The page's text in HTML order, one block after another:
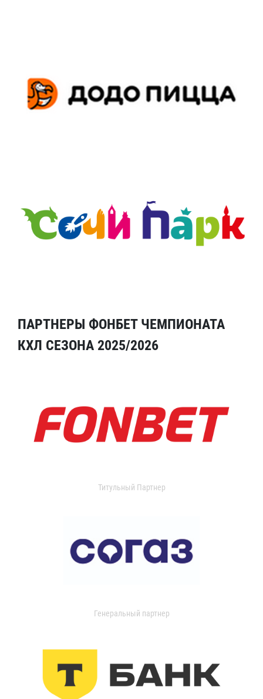
ПАРТНЕРЫ ФОНБЕТ ЧЕМПИОНАТА
КХЛ СЕЗОНА 2025/2026
Титульный Партнер
Генеральный партнер